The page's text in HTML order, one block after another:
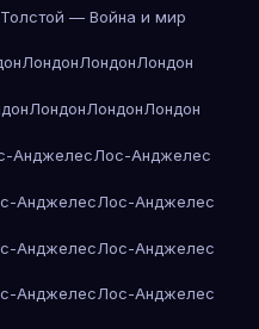
— Война и мир
ЛондонЛондонЛондон
ЛондонЛондонЛондон
АнджелесЛос-Анджелес
АнджелесЛос-Анджелес
АнджелесЛос-Анджелес
АнджелесЛос-Анджелес